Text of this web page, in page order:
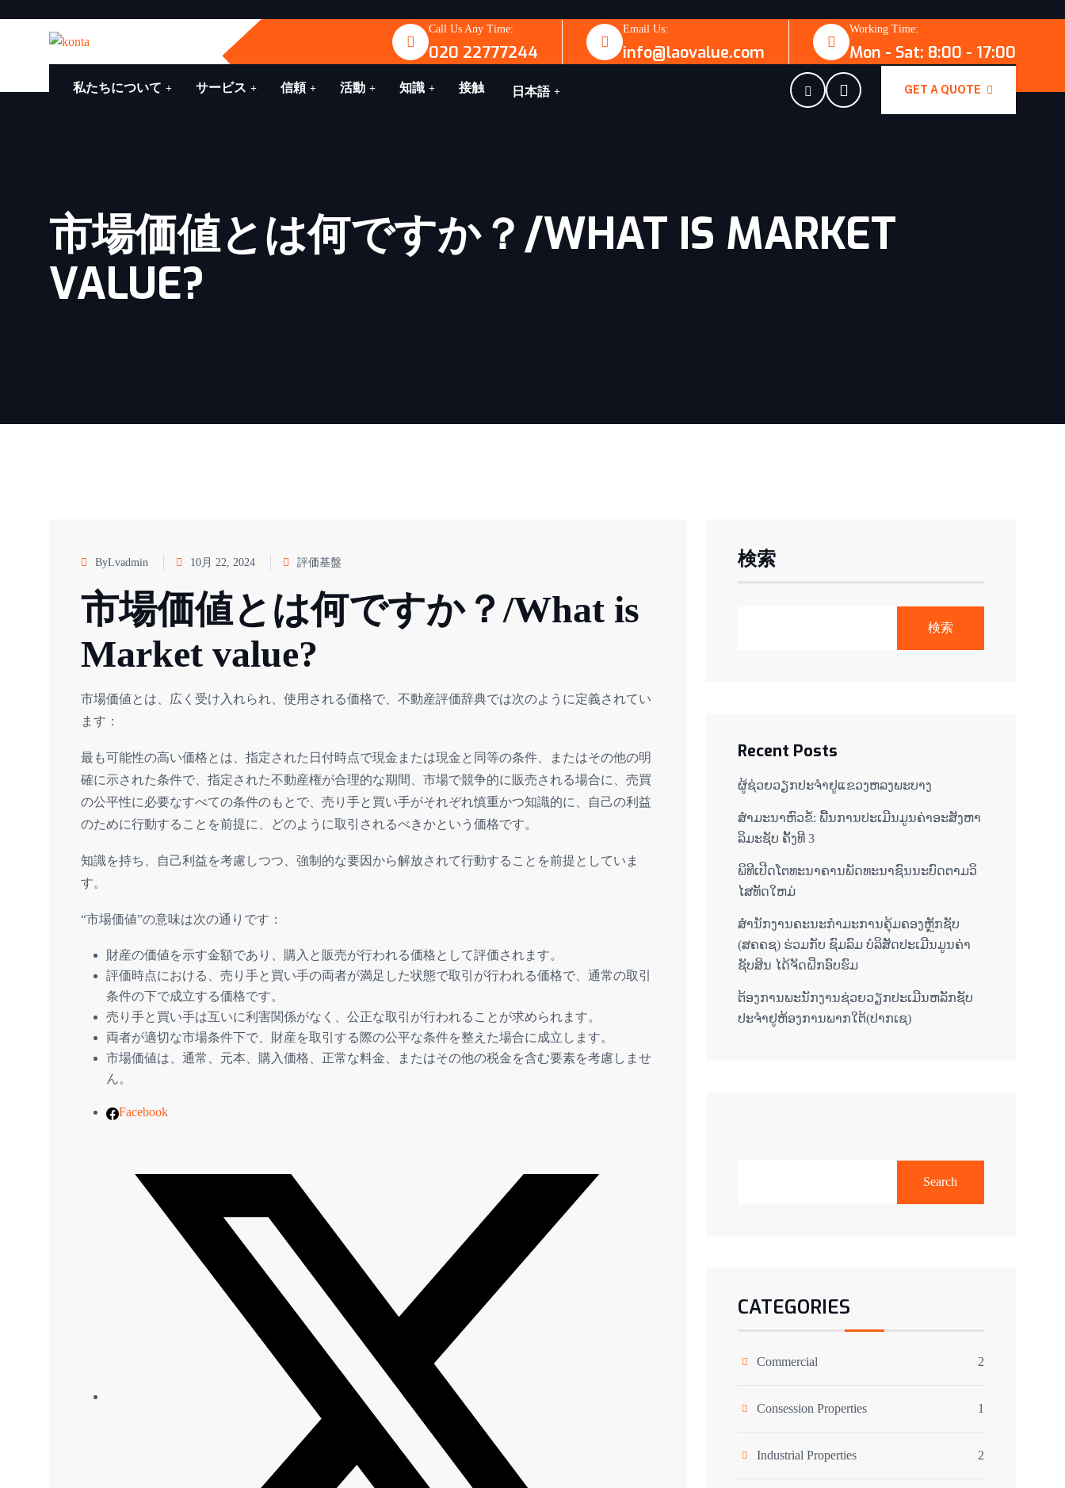
Call Us Any Time:
020 22777244
Email Us:
info@laovalue.com
Working Time:
Mon - Sat: 8:00 - 17:00
私たちについて サービス 信頼 活動 知識 接触 日本語 GET A QUOTE
市場価値とは何ですか？/WHAT IS MARKET
VALUE?
ByLvadmin 10月 22, 2024 評価基盤
市場価値とは何ですか？/What is
Market value?
市場価値とは、広く受け入れられ、使用される価格で、不動産評価辞典では次のように定義されてい
ます：
最も可能性の高い価格とは、指定された日付時点で現金または現金と同等の条件、またはその他の明
確に示された条件で、指定された不動産権が合理的な期間、市場で競争的に販売される場合に、売買
の公平性に必要なすべての条件のもとで、売り手と買い手がそれぞれ慎重かつ知識的に、自己の利益
のために行動することを前提に、どのように取引されるべきかという価格です。
知識を持ち、自己利益を考慮しつつ、強制的な要因から解放されて行動することを前提としていま
す。
“市場価値”の意味は次の通りです：
財産の価値を示す金額であり、購入と販売が行われる価格として評価されます。
評価時点における、売り手と買い手の両者が満足した状態で取引が行われる価格で、通常の取引
条件の下で成立する価格です。
売り手と買い手は互いに利害関係がなく、公正な取引が行われることが求められます。
両者が適切な市場条件下で、財産を取引する際の公平な条件を整えた場合に成立します。
市場価値は、通常、元本、購入価格、正常な料金、またはその他の税金を含む要素を考慮しませ
ん。
Facebook
検索
検索
Recent Posts
ຜູ້ຊ່ວຍ​ວຽກປະ​ຈຳ​ຢູ​​ແຂວງຫລງ​ພະ​ບາງ
ສຳມະນາຫົວຂໍ້: ພື້ນການປະເມີນມູນຄ່າອະສັງຫາ
ລິມະຊັບ ຄັ້ງທີ 3
ພິ​ທີ​ເປີດ​ໂຕ​ທະ​ນາ​ຄານ​ພັດ​ທະ​ນາ​ຊົນ​ນະ​ບົດ​ຕາມ​ວິ​
ໄສ​ທັດ​ໃຫມ່
ສໍານັກງານຄະນະກໍາມະການຄຸ້ມຄອງຫຼັກຊັບ
(ສຄຄຊ) ຮ່ວມກັບ ຊົມລົມ ບໍລິສັດປະເມີນມູນຄ່າ
ຊັບສິນ ໄດ້ຈັດຝຶກອົບຮົມ
ຕ​້ອງ​ການ​ພະ​ນັກ​ງານ​ຊ່ວຍ​ວຽກ​ປະ​ເມີນ​ຫລັກ​ຊັບ
ປະ​ຈຳ​ຢູ​ຫ້ອງ​ການ​ພາກ​ໃຕ້​(ປາກ​ເຊ)
Search
CATEGORIES
Commercial 2
Consession Properties 1
Industrial Properties 2